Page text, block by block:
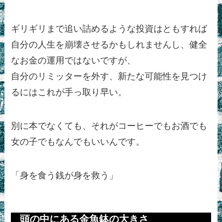
ギリギリまで追い詰めるような投資はともすれば
自分の人生を崩壊させるかもしれませんし、健全
なお金の運用ではないですが、
自分のリミッターを外す、新たな可能性を見つけ
るにはこれが手っ取り早い。
別に本でなくても、それがコーヒーでもお酒でも
女の子でもなんでもいいんです。
「身を食う銭が身を救う 」
頭の中にある金魚鉢の大きさ